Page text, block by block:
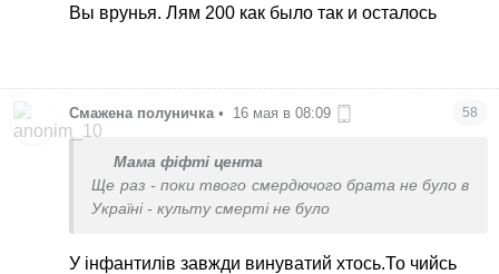
Вы врунья. Лям 200 как было так и осталось
Смажена полуничка • 16 мая в 08:09 58
Мама фіфті цента
Ще раз - поки твого смердючого брата не було в
Україні - культу смерті не було
У інфантилів завжди винуватий хтось.То чийсь